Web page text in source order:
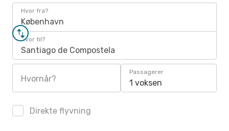
Hvor fra?
København
Hvor til?
Santiago de Compostela
Hvornår?
Passagerer
1 voksen
Direkte flyvning